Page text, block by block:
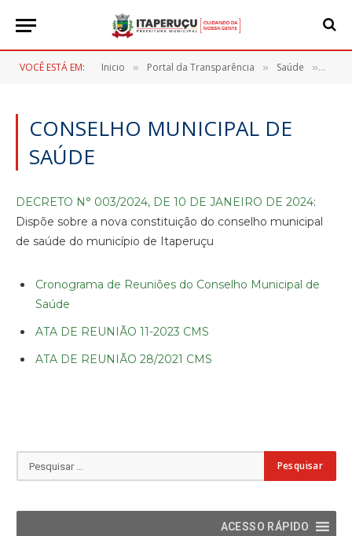
VOCÊ ESTÁ EM: Inicio » Portal da Transparência » Saúde »
CONSELHO MUNICIPAL DE
SAÚDE
DECRETO N° 003/2024, DE 10 DE JANEIRO DE 2024:
Dispõe sobre a nova constituição do conselho municipal
de saúde do município de Itaperuçu
Cronograma de Reuniões do Conselho Municipal de
Saúde
ATA DE REUNIÃO 11-2023 CMS
ATA DE REUNIÃO 28/2021 CMS
ACESSO RÁPIDO